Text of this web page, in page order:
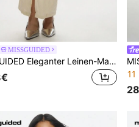
MISSGUIDED
MISSGUIDED Eleganter Leinen-Maxirock mit Schlitzdesign vorne, hochtailliger langer Rock für Sommer Strand Urlaub, Hochzeitsfeier, Abendgarderobe, Resort Lässig
11